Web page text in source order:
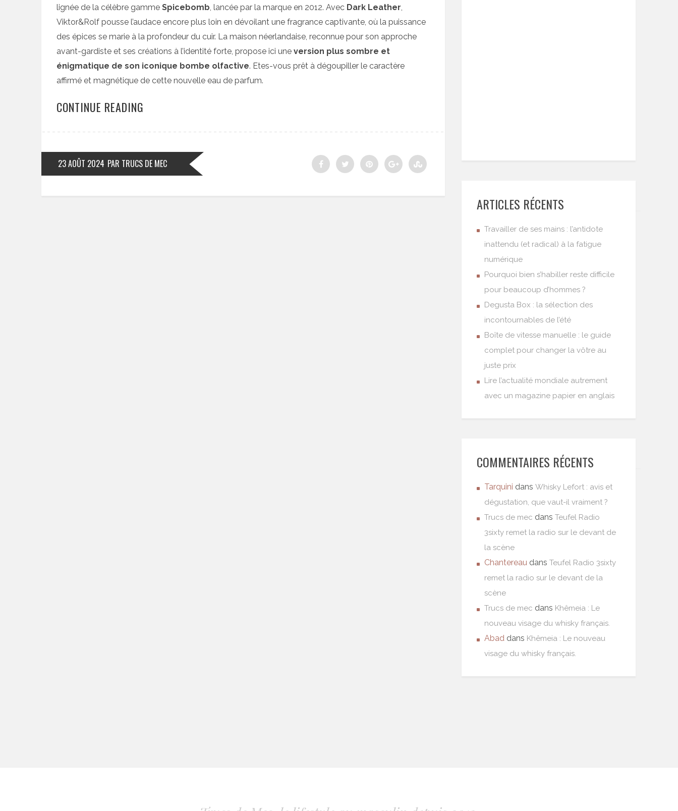
lignée de la célèbre gamme Spicebomb, lancée par la marque en 2012. Avec Dark Leather,
Viktor&Rolf pousse l’audace encore plus loin en dévoilant une fragrance captivante, où la puissance
des épices se marie à la profondeur du cuir. La maison néerlandaise, reconnue pour son approche
avant-gardiste et ses créations à l’identité forte, propose ici une version plus sombre et
énigmatique de son iconique bombe olfactive. Etes-vous prêt à dégoupiller le caractère
affirmé et magnétique de cette nouvelle eau de parfum.
CONTINUE READING
23 AOÛT 2024 PAR TRUCS DE MEC
ARTICLES RÉCENTS
Travailler de ses mains : l’antidote
inattendu (et radical) à la fatigue
numérique
Pourquoi bien s’habiller reste difficile
pour beaucoup d’hommes ?
Degusta Box : la sélection des
incontournables de l’été
Boîte de vitesse manuelle : le guide
complet pour changer la vôtre au
juste prix
Lire l’actualité mondiale autrement
avec un magazine papier en anglais
COMMENTAIRES RÉCENTS
Tarquini dans Whisky Lefort : avis et
dégustation, que vaut-il vraiment ?
Trucs de mec dans Teufel Radio
3sixty remet la radio sur le devant de
la scène
Chantereau dans Teufel Radio 3sixty
remet la radio sur le devant de la
scène
Trucs de mec dans Khêmeia : Le
nouveau visage du whisky français.
Abad dans Khêmeia : Le nouveau
visage du whisky français.